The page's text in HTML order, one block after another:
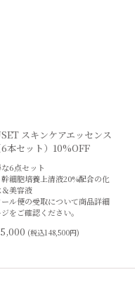
スキンケアエッセンス
本セット）10%OFF
6点セット
幹細胞培養上清液20%配合の化
美容液
ル便の受取について商品詳細
をご確認ください。
(税込148,500円)